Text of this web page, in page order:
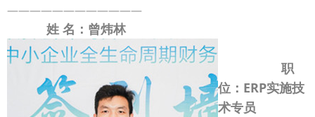
————————————
姓 名： 曾炜林
职
位：ERP实施技
术专员